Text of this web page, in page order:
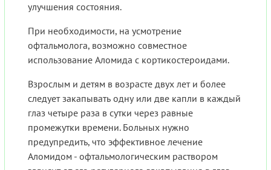
улучшения состояния.
При необходимости, на усмотрение
офтальмолога, возможно совместное
использование Аломида с кортикостероидами.
Взрослым и детям в возрасте двух лет и более
следует закапывать одну или две капли в каждый
глаз четыре раза в сутки через равные
промежутки времени. Больных нужно
предупредить, что эффективное лечение
Аломидом - офтальмологическим раствором